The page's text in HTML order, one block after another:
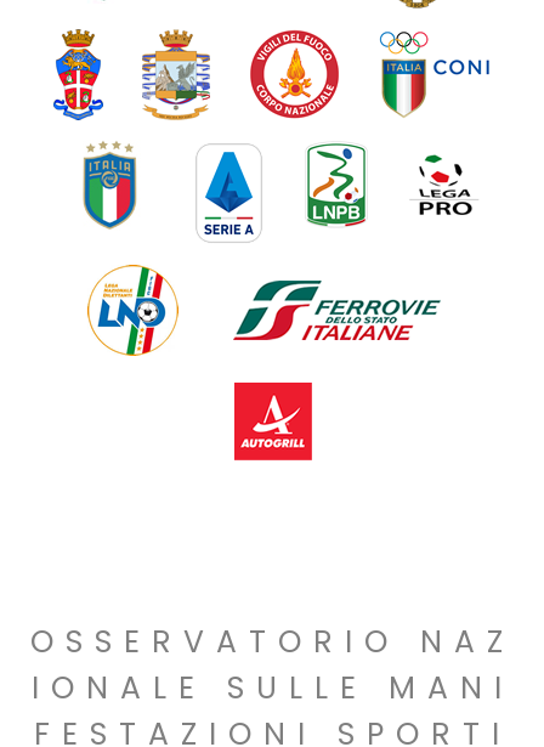
OSSERVATORIO NAZ
IONALE SULLE MANI
FESTAZIONI SPORTI